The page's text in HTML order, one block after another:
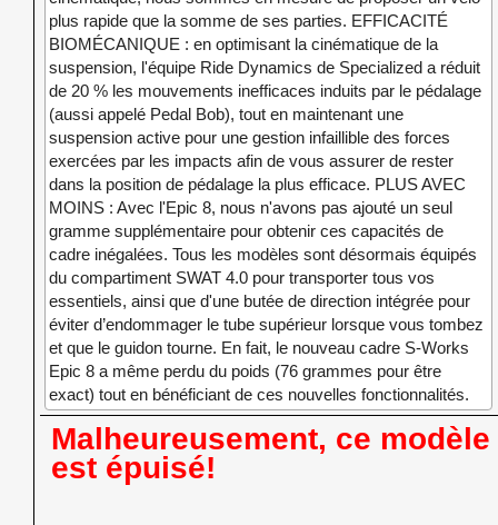
plus rapide que la somme de ses parties. EFFICACITÉ
BIOMÉCANIQUE : en optimisant la cinématique de la
suspension, l'équipe Ride Dynamics de Specialized a réduit
de 20 % les mouvements inefficaces induits par le pédalage
(aussi appelé Pedal Bob), tout en maintenant une
suspension active pour une gestion infaillible des forces
exercées par les impacts afin de vous assurer de rester
dans la position de pédalage la plus efficace. PLUS AVEC
MOINS : Avec l'Epic 8, nous n'avons pas ajouté un seul
gramme supplémentaire pour obtenir ces capacités de
cadre inégalées. Tous les modèles sont désormais équipés
du compartiment SWAT 4.0 pour transporter tous vos
essentiels, ainsi que d'une butée de direction intégrée pour
éviter d’endommager le tube supérieur lorsque vous tombez
et que le guidon tourne. En fait, le nouveau cadre S-Works
Epic 8 a même perdu du poids (76 grammes pour être
exact) tout en bénéficiant de ces nouvelles fonctionnalités.
Malheureusement, ce modèle
est épuisé!